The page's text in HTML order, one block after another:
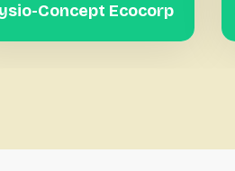
Concept Ecocorp